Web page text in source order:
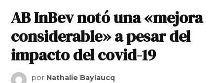
AB InBev notó una «mejora
considerable» a pesar del
impacto del covid-19
por Nathalie Baylaucq